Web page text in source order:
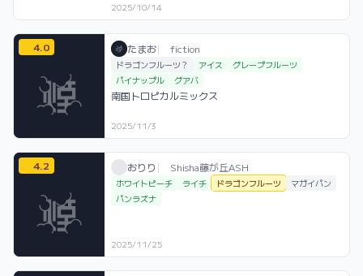
2025/10/14
4.0 たまお / お店シーシャ / 2025年11月3日
たまお| fiction
利用フレーバー
ドラゴンフルーツ？ アイス
グレープフルーツ
パイナップル
グアバ
コメント
南国トロピカルミックス
評価
2025/11/3
4.2 おりり / お店シーシャ / 2025年11月25日
おりり | Shisha藤が丘ASH
利用フレーバー
ホワイトピーチ ライチ ドラゴンフルーツ
マガイパン
パンラズナ
評価
2025/11/25